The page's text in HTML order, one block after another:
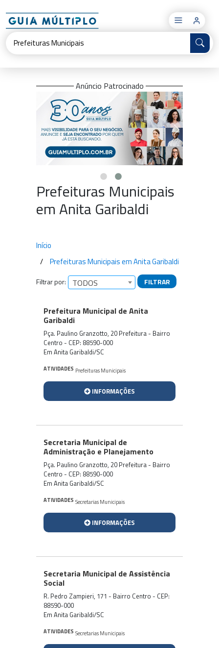
×
Anúncio Patrocinado
Prefeituras Municipais
em Anita Garibaldi
Início
Prefeituras Municipais em Anita Garibaldi
Filtrar por: TODOS FILTRAR
Empresas encontradas
Prefeitura Municipal de Anita
Garibaldi
Pça. Paulino Granzotto, 20 Prefeitura - Bairro
Centro - CEP: 88590-000
Em Anita Garibaldi/SC
ATIVIDADES Prefeituras Municipais
INFORMAÇÕES
Secretaria Municipal de
Administração e Planejamento
Pça. Paulino Granzotto, 20 Prefeitura - Bairro
Centro - CEP: 88590-000
Em Anita Garibaldi/SC
ATIVIDADES Secretarias Municipais
INFORMAÇÕES
Secretaria Municipal de Assistência
Social
R. Pedro Zampieri, 171 - Bairro Centro - CEP:
88590-000
Em Anita Garibaldi/SC
ATIVIDADES Secretarias Municipais